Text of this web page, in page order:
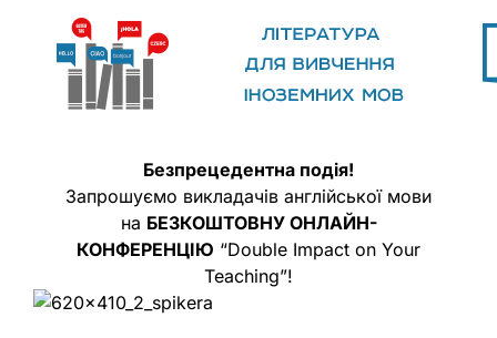
Безпрецедентна подія!
Запрошуємо викладачів англійської мови
на БЕЗКОШТОВНУ ОНЛАЙН-
КОНФЕРЕНЦІЮ “Double Impact on Your
Teaching”!